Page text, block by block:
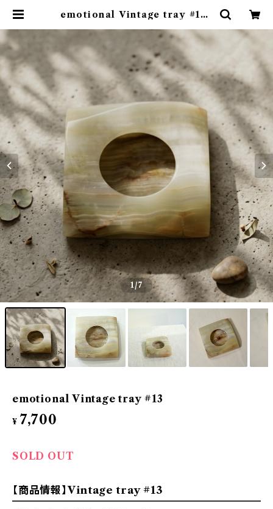
emotional Vintage tray #13 |
1/7
emotional Vintage tray #13
¥ 7,700
SOLD OUT
【商品情報】Vintage tray #13